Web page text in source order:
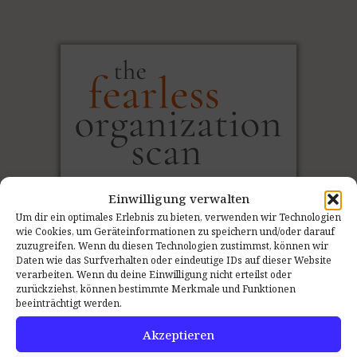
Einwilligung verwalten
Um dir ein optimales Erlebnis zu bieten, verwenden wir Technologien
wie Cookies, um Geräteinformationen zu speichern und/oder darauf
zuzugreifen. Wenn du diesen Technologien zustimmst, können wir
Daten wie das Surfverhalten oder eindeutige IDs auf dieser Website
verarbeiten. Wenn du deine Einwilligung nicht erteilst oder
zurückziehst, können bestimmte Merkmale und Funktionen
beeinträchtigt werden.
Akzeptieren
Den Ist-Zustandmessen:
Der Psychologische Sicherheit Teamscan